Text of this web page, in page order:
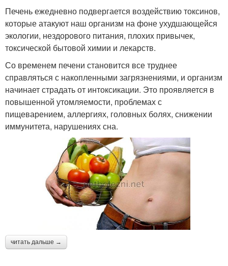
Печень ежедневно подвергается воздействию токсинов,
которые атакуют наш организм на фоне ухудшающейся
экологии, нездорового питания, плохих привычек,
токсической бытовой химии и лекарств.
Со временем печени становится все труднее
справляться с накопленными загрязнениями, и организм
начинает страдать от интоксикации. Это проявляется в
повышенной утомляемости, проблемах с
пищеварением, аллергиях, головных болях, снижении
иммунитета, нарушениях сна.
читать дальше →